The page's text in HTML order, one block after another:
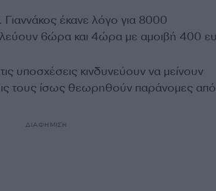
έκανε λόγο για 8000
6ώρα και 4ώρα με αμοιβή 400
υποσχέσεις κινδυνεύουν να μείνουν
τους ίσως θεωρηθούν παράνομες
ΔΙΑΦΗΜΙΣΗ